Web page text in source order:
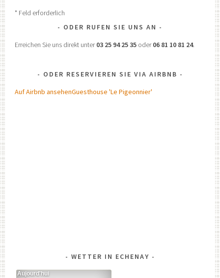
* Feld erforderlich
ODER RUFEN SIE UNS AN
Erreichen Sie uns direkt unter03 25 94 25 35 oder06 81 10 81 24.
ODER RESERVIEREN SIE VIA AIRBNB
Auf Airbnb ansehenGuesthouse 'Le Pigeonnier'
WETTER IN ECHENAY